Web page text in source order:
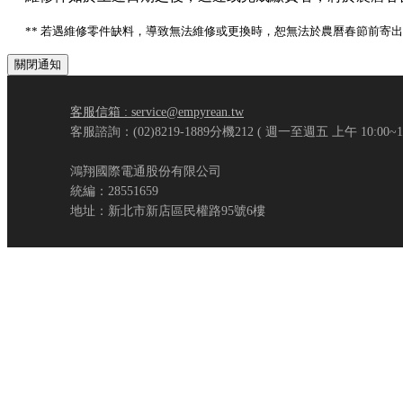
** 若遇維修零件缺料，導致無法維修或更換時，恕無法於農曆春節前寄出
關閉通知
客服信箱 : service@empyrean.tw
客服諮詢：(02)8219-1889分機212 ( 週一至週五 上午
鴻翔國際電通股份有限公司
統編：28551659
地址：新北市新店區民權路95號6樓